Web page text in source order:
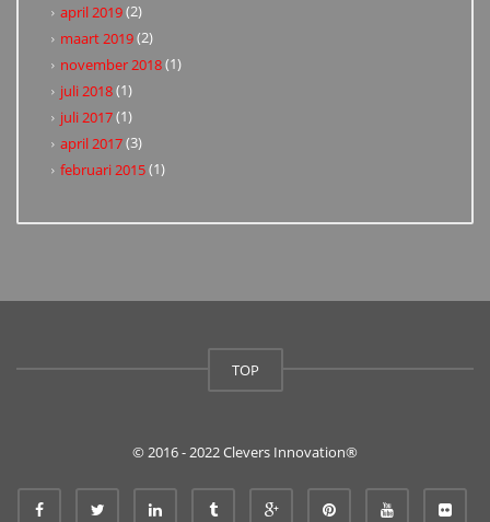
april 2019(2)
maart 2019(2)
november 2018(1)
juli 2018(1)
juli 2017(1)
april 2017(3)
februari 2015(1)
TOP
© 2016 - 2022 Clevers Innovation®